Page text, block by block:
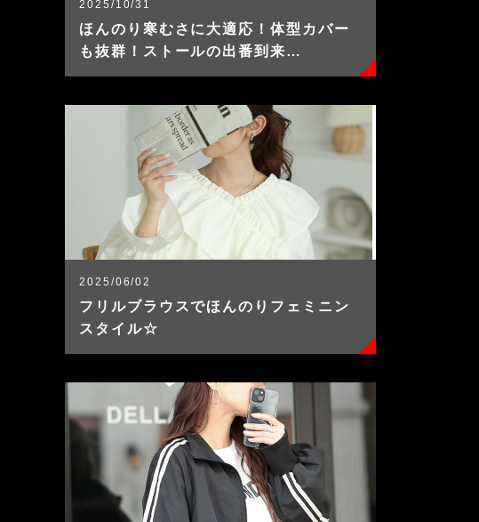
2025/10/31
ほんのり寒むさに大適応！体型カバー
も抜群！ストールの出番到来…
2025/06/02
フリルブラウスでほんのりフェミニン
スタイル☆